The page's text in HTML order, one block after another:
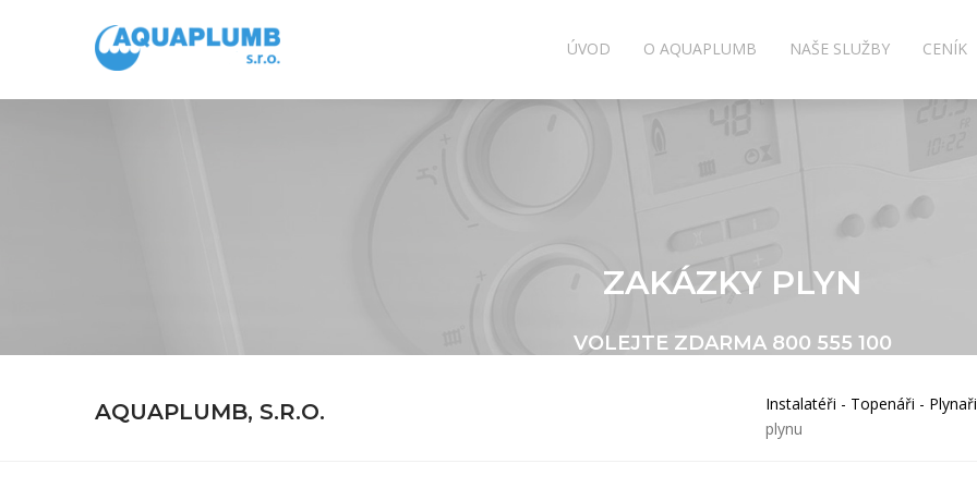
ÚVOD O AQUAPLUMB NAŠE SLUŽBY CENÍK
ZAKÁZKY PLYN
VOLEJTE ZDARMA 800 555 100
AQUAPLUMB, S.R.O. Instalatéři - Topenáři - Plynaři
plynu